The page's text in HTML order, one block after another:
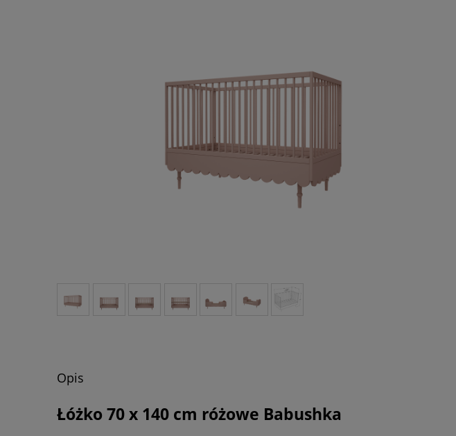
Opis
Łóżko 70 x 140 cm różowe Babushka